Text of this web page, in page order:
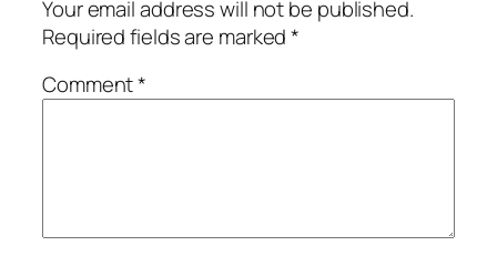
Your email address will not be published.
Required fields are marked*
Comment*